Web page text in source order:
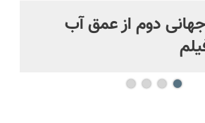
دوم از عمق آب